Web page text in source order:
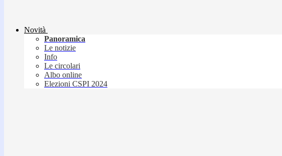
Novità
Panoramica
Le notizie
Info
Le circolari
Albo online
Elezioni CSPI 2024